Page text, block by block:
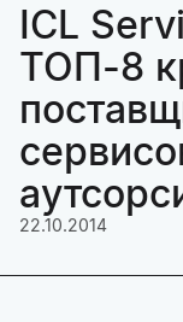
ICL
ТОП-8
22.10.2014